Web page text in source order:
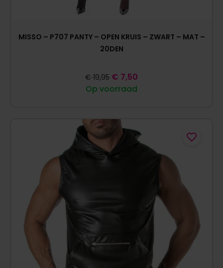
MISSO – P707 PANTY – OPEN KRUIS – ZWART – MAT –
20DEN
Op voorraad
€ 19,95 € 7,50